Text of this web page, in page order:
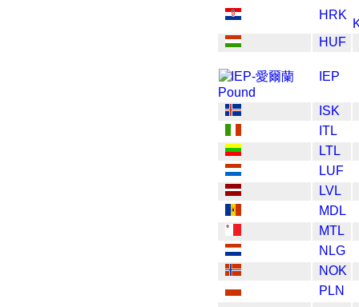
HRK
HUF
IEP
ISK
ITL
LTL
LUF
LVL
MDL
MTL
NLG
NOK
PLN